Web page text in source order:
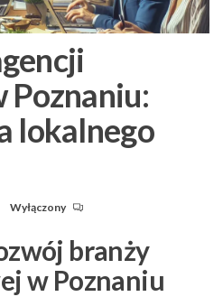
Poznaniu:
lokalnego
Wyłączony
branży
w Poznaniu